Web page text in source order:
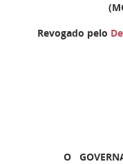
Revogado pelo
O